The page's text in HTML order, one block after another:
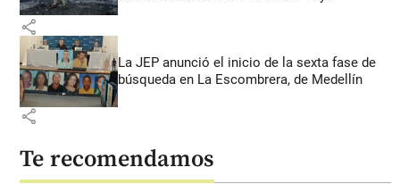
share
La JEP anunció el inicio de la sexta fase de
búsqueda en La Escombrera, de Medellín
share
Te recomendamos